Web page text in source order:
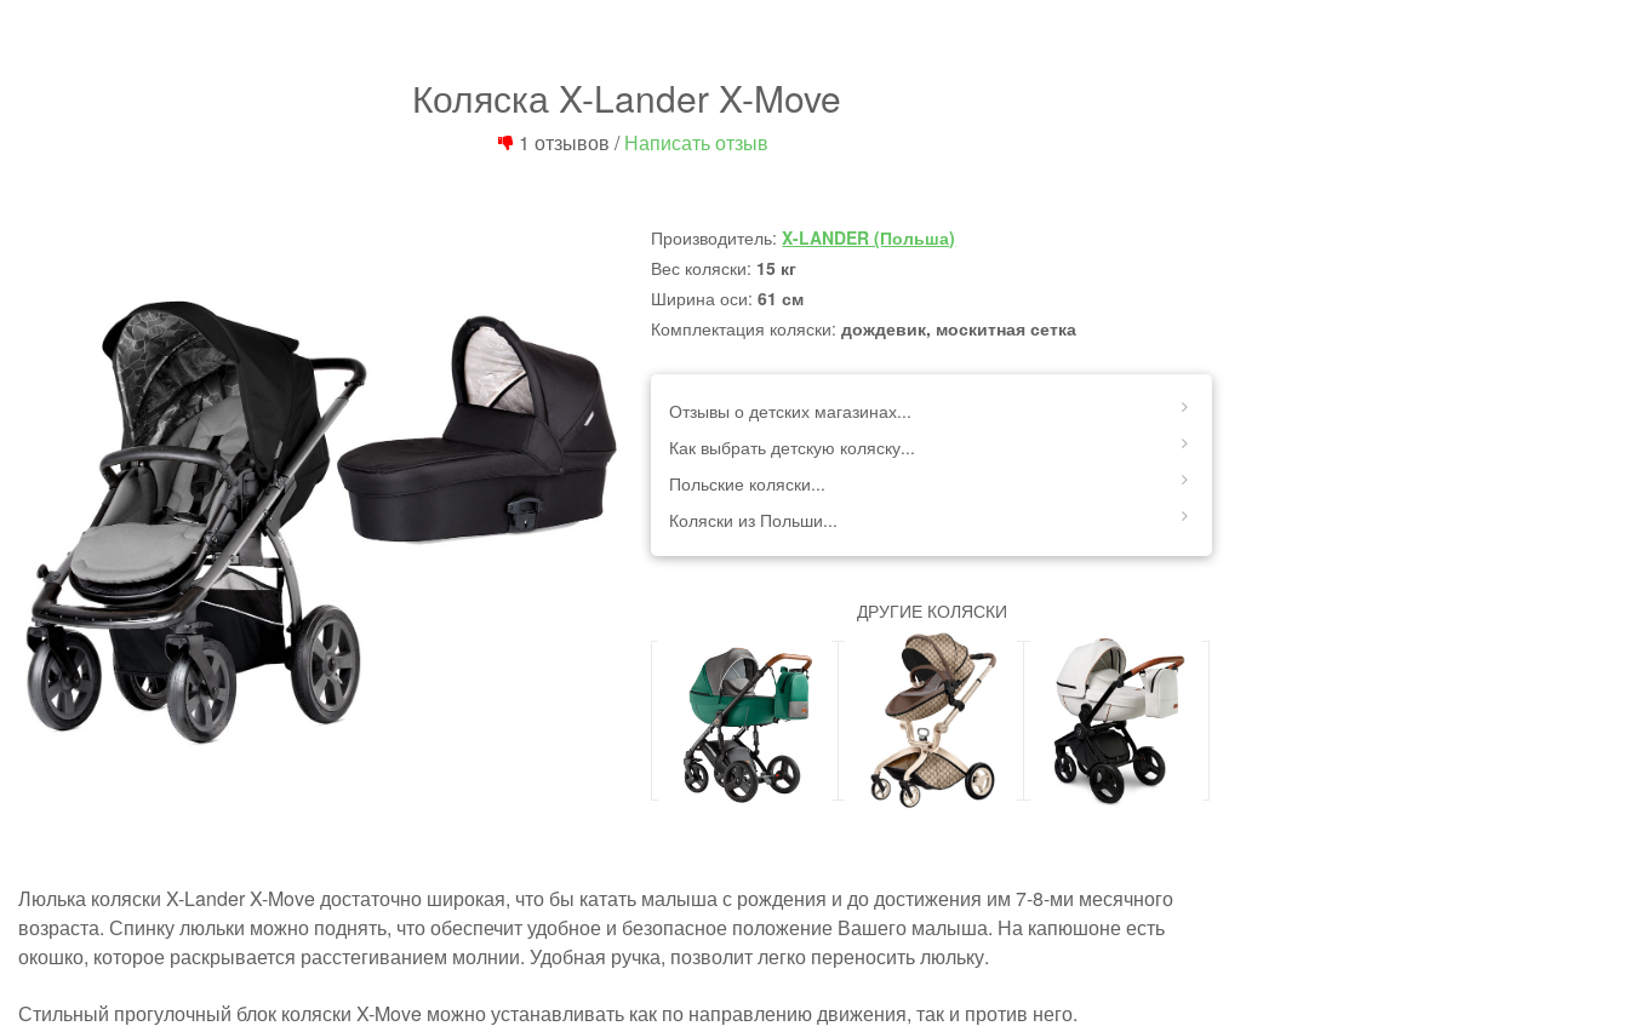
Коляска X-Lander X-Move
1 отзывов /Написать отзыв
Производитель:X-LANDER (Польша)
Вес коляски: 15 кг
Ширина оси:61 см
Комплектация коляски:дождевик, москитная сетка
Отзывы о детских магазинах...
Как выбрать детскую коляску...
Польские коляски...
Коляски из Польши...
ДРУГИЕ КОЛЯСКИ
Люлька коляски X-Lander X-Move достаточно широкая, что бы катать малыша с рождения и до достижения им 7-8-ми месячного
возраста. Спинку люльки можно поднять, что обеспечит удобное и безопасное положение Вашего малыша. На капюшоне есть
окошко, которое раскрывается расстегиванием молнии. Удобная ручка, позволит легко переносить люльку.
Стильный прогулочный блок коляски X-Move можно устанавливать как по направлению движения, так и против него.